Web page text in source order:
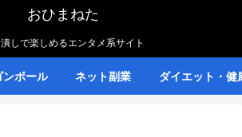
おひまねた
潰しで楽しめるエンタメ系サイト
ンボール ネット副業 ダイエット・健